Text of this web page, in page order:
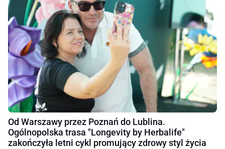
Od Warszawy przez Poznań do Lublina.
Ogólnopolska trasa "Longevity by Herbalife"
zakończyła letni cykl promujący zdrowy styl życia